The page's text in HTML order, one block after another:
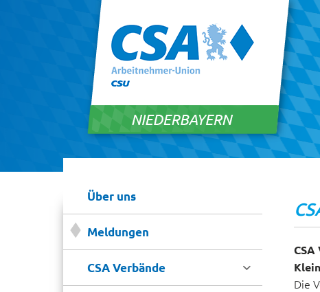
Über uns
Meldungen
CSA Verbände 
Die